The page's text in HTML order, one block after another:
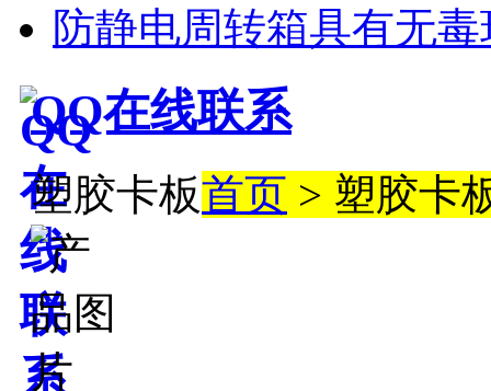
防静电周转箱具有无
QQ在线联系
塑胶卡板首页 > 塑胶卡